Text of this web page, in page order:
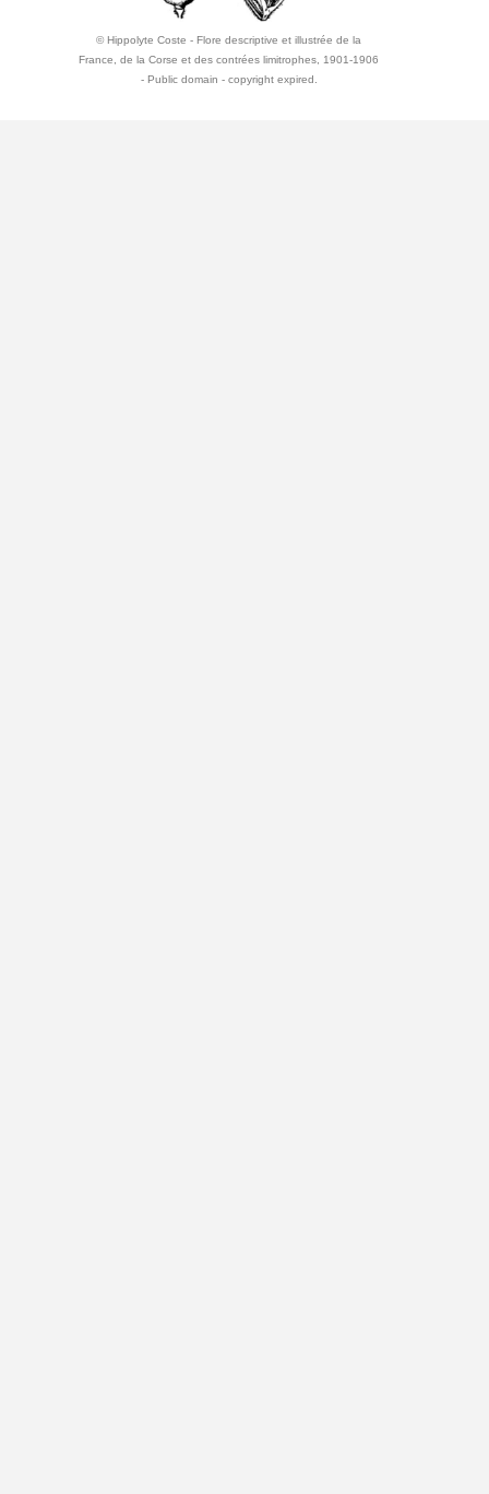
© Hippolyte Coste - Flore descriptive et illustrée de la
France, de la Corse et des contrées limitrophes, 1901-1906
- Public domain - copyright expired.